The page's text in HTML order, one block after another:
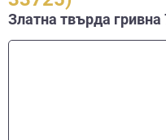
Златна твърда гривнa